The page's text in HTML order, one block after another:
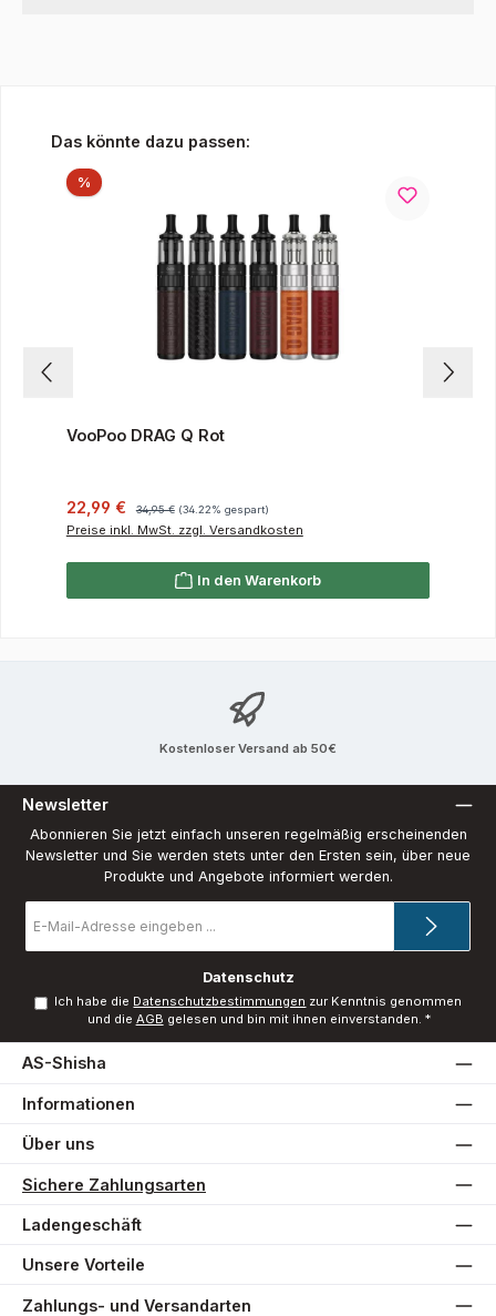
Produktgalerie überspringen
Das könnte dazu passen:
%Rabatt
VooPoo DRAG Q Rot
Verkaufspreis:
22,99 € 34,95 € (34.22% gespart)
Preise inkl. MwSt. zzgl. Versandkosten
In den Warenkorb
Kostenloser Versand ab 50€
Newsletter
Abonnieren Sie jetzt einfach unseren regelmäßig erscheinenden
Newsletter und Sie werden stets unter den Ersten sein, über neue
Produkte und Angebote informiert werden.
Mail-
*
Datenschutz
Ich habe die Datenschutzbestimmungen zur Kenntnis genommen
und die AGB gelesen und bin mit ihnen einverstanden. *
AS-Shisha
Informationen
Über uns
Sichere Zahlungsarten
Ladengeschäft
Unsere Vorteile
Zahlungs- und Versandarten